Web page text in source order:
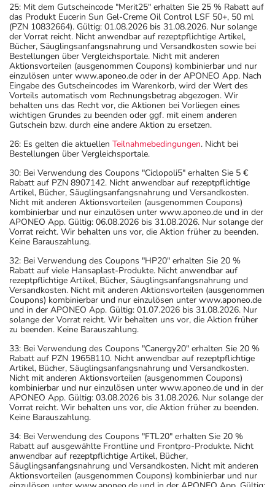
25: Mit dem Gutscheincode "Merit25" erhalten Sie 25 % Rabatt auf
das Produkt Eucerin Sun Gel-Creme Oil Control LSF 50+, 50 ml
(PZN 10832664). Gültig: 01.08.2026 bis 31.08.2026. Nur solange
der Vorrat reicht. Nicht anwendbar auf rezeptpflichtige Artikel,
Bücher, Säuglingsanfangsnahrung und Versandkosten sowie bei
Bestellungen über Vergleichsportale. Nicht mit anderen
Aktionsvorteilen (ausgenommen Coupons) kombinierbar und nur
einzulösen unter www.aponeo.de oder in der APONEO App. Nach
Eingabe des Gutscheincodes im Warenkorb, wird der Wert des
Vorteils automatisch vom Rechnungsbetrag abgezogen. Wir
behalten uns das Recht vor, die Aktionen bei Vorliegen eines
wichtigen Grundes zu beenden oder ggf. mit einem anderen
Gutschein bzw. durch eine andere Aktion zu ersetzen.
26: Es gelten die aktuellen Teilnahmebedingungen. Nicht bei
Bestellungen über Vergleichsportale.
30: Bei Verwendung des Coupons "Ciclopoli5" erhalten Sie 5 €
Rabatt auf PZN 8907142. Nicht anwendbar auf rezeptpflichtige
Artikel, Bücher, Säuglingsanfangsnahrung und Versandkosten.
Nicht mit anderen Aktionsvorteilen (ausgenommen Coupons)
kombinierbar und nur einzulösen unter www.aponeo.de und in der
APONEO App. Gültig: 06.08.2026 bis 31.08.2026. Nur solange der
Vorrat reicht. Wir behalten uns vor, die Aktion früher zu beenden.
Keine Barauszahlung.
32: Bei Verwendung des Coupons "HP20" erhalten Sie 20 %
Rabatt auf viele Hansaplast-Produkte. Nicht anwendbar auf
rezeptpflichtige Artikel, Bücher, Säuglingsanfangsnahrung und
Versandkosten. Nicht mit anderen Aktionsvorteilen (ausgenommen
Coupons) kombinierbar und nur einzulösen unter www.aponeo.de
und in der APONEO App. Gültig: 01.07.2026 bis 31.08.2026. Nur
solange der Vorrat reicht. Wir behalten uns vor, die Aktion früher
zu beenden. Keine Barauszahlung.
33: Bei Verwendung des Coupons "Canergy20" erhalten Sie 20 %
Rabatt auf PZN 19658110. Nicht anwendbar auf rezeptpflichtige
Artikel, Bücher, Säuglingsanfangsnahrung und Versandkosten.
Nicht mit anderen Aktionsvorteilen (ausgenommen Coupons)
kombinierbar und nur einzulösen unter www.aponeo.de und in der
APONEO App. Gültig: 03.08.2026 bis 31.08.2026. Nur solange der
Vorrat reicht. Wir behalten uns vor, die Aktion früher zu beenden.
Keine Barauszahlung.
34: Bei Verwendung des Coupons "FTL20" erhalten Sie 20 %
Rabatt auf ausgewählte Frontline und Frontpro-Produkte. Nicht
anwendbar auf rezeptpflichtige Artikel, Bücher,
Säuglingsanfangsnahrung und Versandkosten. Nicht mit anderen
Aktionsvorteilen (ausgenommen Coupons) kombinierbar und nur